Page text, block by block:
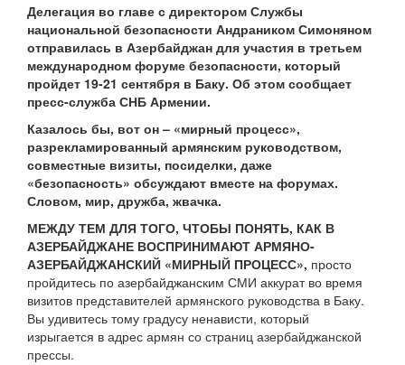
Делегация во главе с директором Службы
национальной безопасности Андраником Симоняном
отправилась в Азербайджан для участия в третьем
международном форуме безопасности, который
пройдет 19-21 сентября в Баку. Об этом сообщает
пресс-служба СНБ Армении.
Казалось бы, вот он – «мирный процесс»,
разрекламированный армянским руководством,
совместные визиты, посиделки, даже
«безопасность» обсуждают вместе на форумах.
Словом, мир, дружба, жвачка.
МЕЖДУ ТЕМ ДЛЯ ТОГО, ЧТОБЫ ПОНЯТЬ, КАК В
АЗЕРБАЙДЖАНЕ ВОСПРИНИМАЮТ АРМЯНО-
АЗЕРБАЙДЖАНСКИЙ «МИРНЫЙ ПРОЦЕСС», просто
пройдитесь по азербайджанским СМИ аккурат во время
визитов представителей армянского руководства в Баку.
Вы удивитесь тому градусу ненависти, который
изрыгается в адрес армян со страниц азербайджанской
прессы.